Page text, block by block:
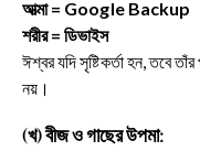
আত্মা = Google Backup
শরীর = ডিভাইস
ঈশ্বর যদি সৃষ্টিকর্তা হন, তবে
নয়।
(খ) বীজ ও গাছের উপমা: